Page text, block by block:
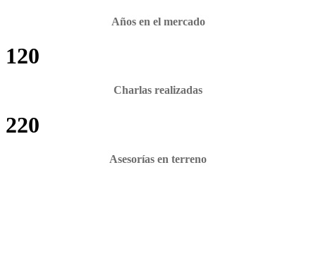
Años en el mercado
120
Charlas realizadas
220
Asesorías en terreno